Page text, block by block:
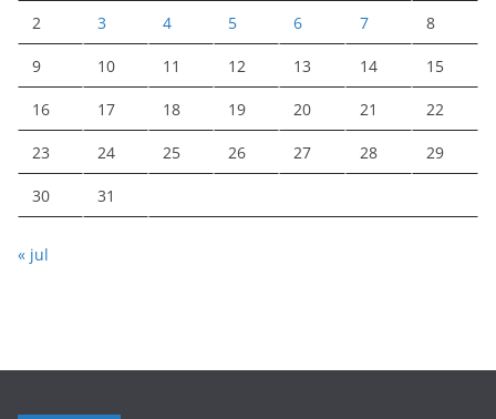
2 3 4 5 6 7 8
9 10 11 12 13 14 15
16 17 18 19 20 21 22
23 24 25 26 27 28 29
30 31
« jul